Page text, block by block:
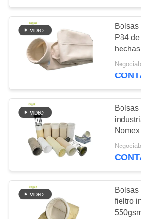
VIAJE
DE
FÁBRICA
CONTROL
DE
CALIDAD
ÉNTRENOS
EN
CONTACTO
CON
Bolsa de filtro
aramida
Bolso de filtro
poliéster
Bolsas
P84
P84
de
Bolsas
Fibra
plantas
Bolsas
fieltro